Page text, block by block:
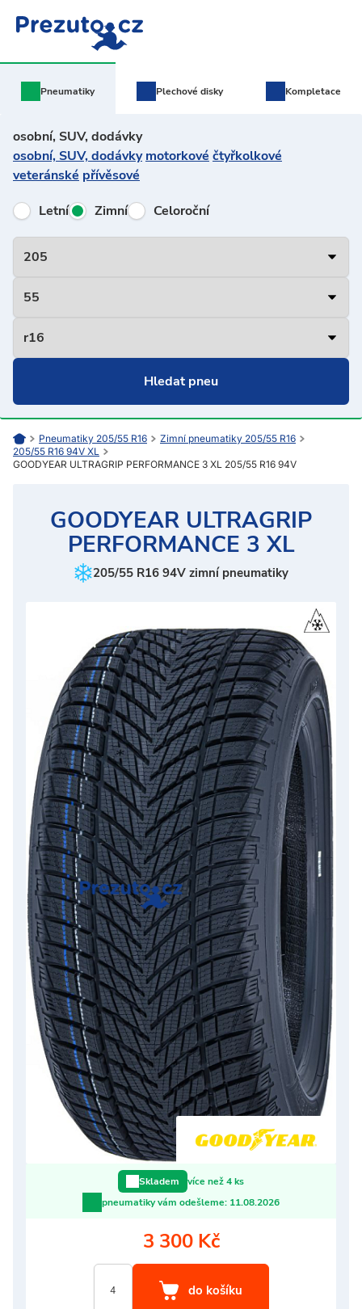
Pneumatiky Plechovédisky Kompletace
osobní, SUV, dodávky
osobní, SUV, dodávky motorkové čtyřkolkové
veteránské přívěsové
Letní
Zimní Celoroční
Pneumatiky 205/55 R16
Zimní pneumatiky 205/55 R16
205/55 R16 94V XL
GOODYEAR ULTRAGRIP PERFORMANCE 3 XL 205/55 R16 94V
GOODYEAR ULTRAGRIP
PERFORMANCE 3 XL
205/55 R16 94V zimní pneumatiky
Skladem
více než 4 ks
pneumatiky vám odešleme: 11.08.2026
3 300 Kč